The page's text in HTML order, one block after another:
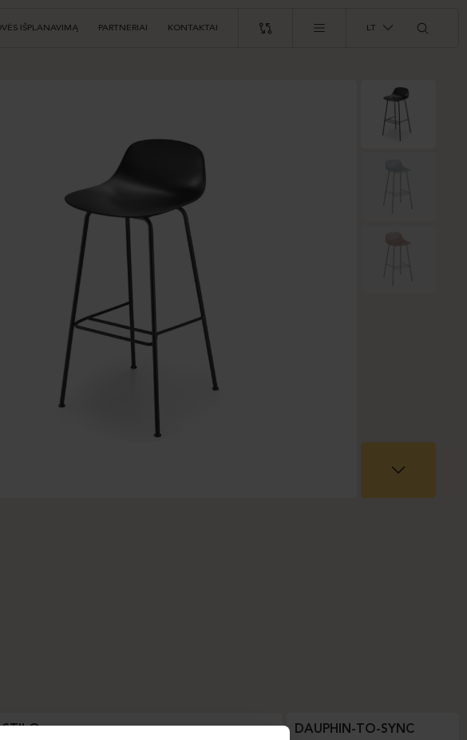
IŠPLANAVIMĄ PARTNERIAI KONTAKTAI LT
DAUPHIN-TO-SYNC